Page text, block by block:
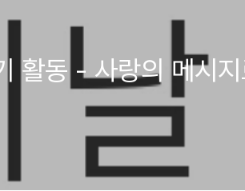
활동 - 사랑의 메시